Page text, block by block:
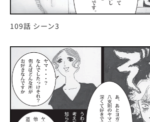
109話 シーン3